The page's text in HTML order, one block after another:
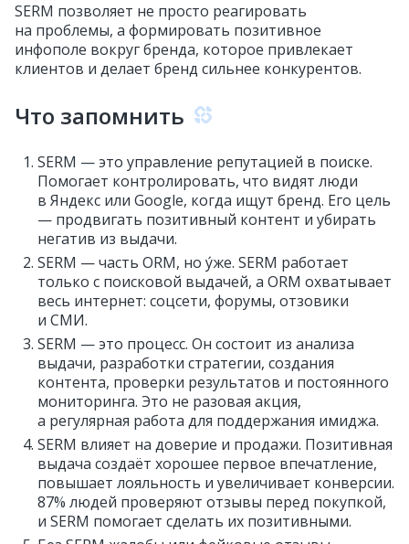
SERM позволяет не просто реагировать
на проблемы, а формировать позитивное
инфополе вокруг бренда, которое привлекает
клиентов и делает бренд сильнее конкурентов.
Что запомнить
SERM — это управление репутацией в поиске.
Помогает контролировать, что видят люди
в Яндекс или Google, когда ищут бренд. Его цель
— продвигать позитивный контент и убирать
негатив из выдачи.
SERM — часть ORM, но у́же. SERM работает
только с поисковой выдачей, а ORM охватывает
весь интернет: соцсети, форумы, отзовики
и СМИ.
SERM — это процесс. Он состоит из анализа
выдачи, разработки стратегии, создания
контента, проверки результатов и постоянного
мониторинга. Это не разовая акция,
а регулярная работа для поддержания имиджа.
SERM влияет на доверие и продажи. Позитивная
выдача создаёт хорошее первое впечатление,
повышает лояльность и увеличивает конверсии.
87% людей проверяют отзывы перед покупкой,
и SERM помогает сделать их позитивными.